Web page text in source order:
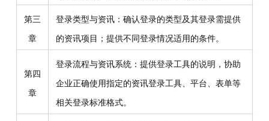
第三
章
登录类型与资讯：确认登录的类型及其登录需提供
的资讯项目；提供不同登录情况适用的条件。
第四
章
登录流程与资讯系统：提供登录工具的说明，协助
企业正确使用指定的资讯登录工具、平台、表单等
相关登录标准格式。